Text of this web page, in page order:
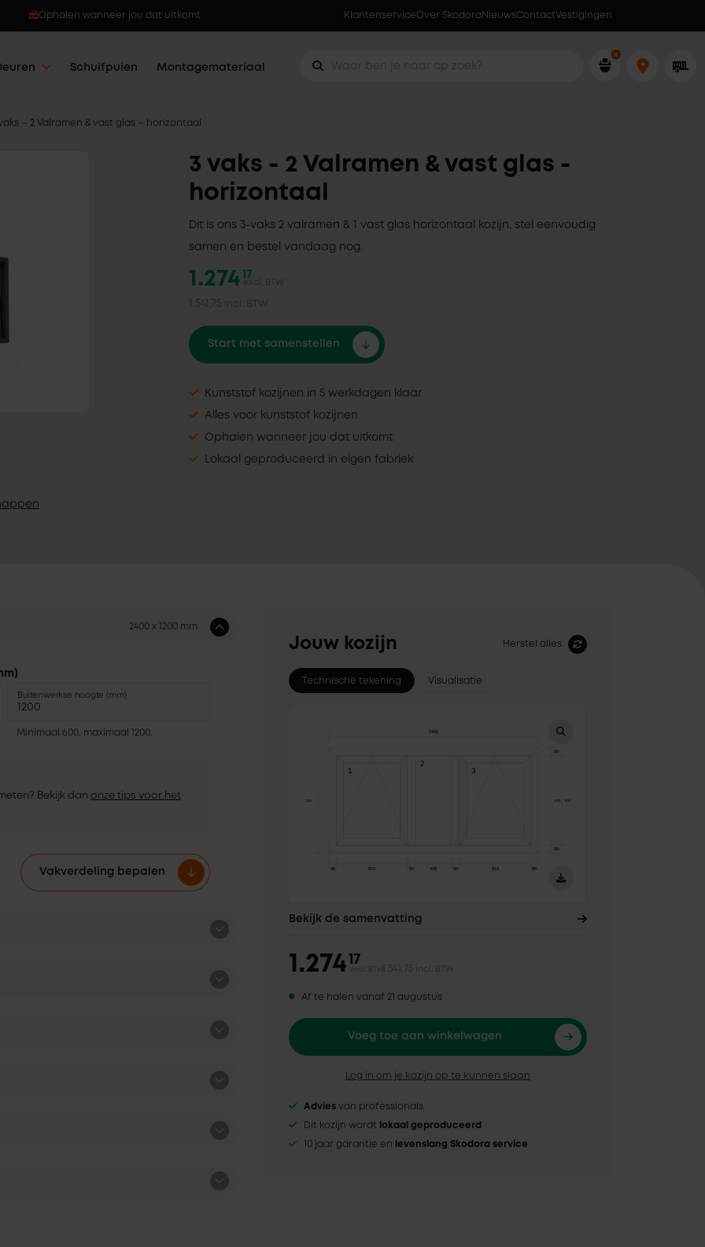
Ophalen wanneer jou dat uitkomt Lokaal geproduceerd in eigen fabriek
KlantenserviceOver Skodora NieuwsContactVestigingen
Schuifpuien Montagemateriaal
– 2 Valramen & vast glas – horizontaal
3 vaks - 2 Valramen & vast glas -
horizontaal
Dit is ons 3-vaks 2 valramen & 1 vast glas horizontaal kozijn, stel eenvoudig
samen en bestel vandaag nog.
1.274 17
excl. BTW
1.541,75 incl. BTW
Start met samenstellen
Kunststof kozijnen in 5 werkdagen klaar
Alles voor kunststof kozijnen
Ophalen wanneer jou dat uitkomt
Lokaal geproduceerd in eigen fabriek
2400 x 1200 mm
Buitenwerkse hoogte (mm)
Minimaal 600, maximaal 1200.
Bekijk dan onze tips voor het
Vakverdeling bepalen
Jouw kozijn Herstel alles
Technische tekening Visualisatie
Bekijk de samenvatting
1.274 17
excl. BTW 1.541,75 incl. BTW
Af te halen vanaf 21 augustus
Voeg toe aan winkelwagen
Log in om je kozijn op te kunnen slaan
Advies van professionals
Dit kozijn wordt lokaal geproduceerd
10 jaar garantie en levenslang Skodora service